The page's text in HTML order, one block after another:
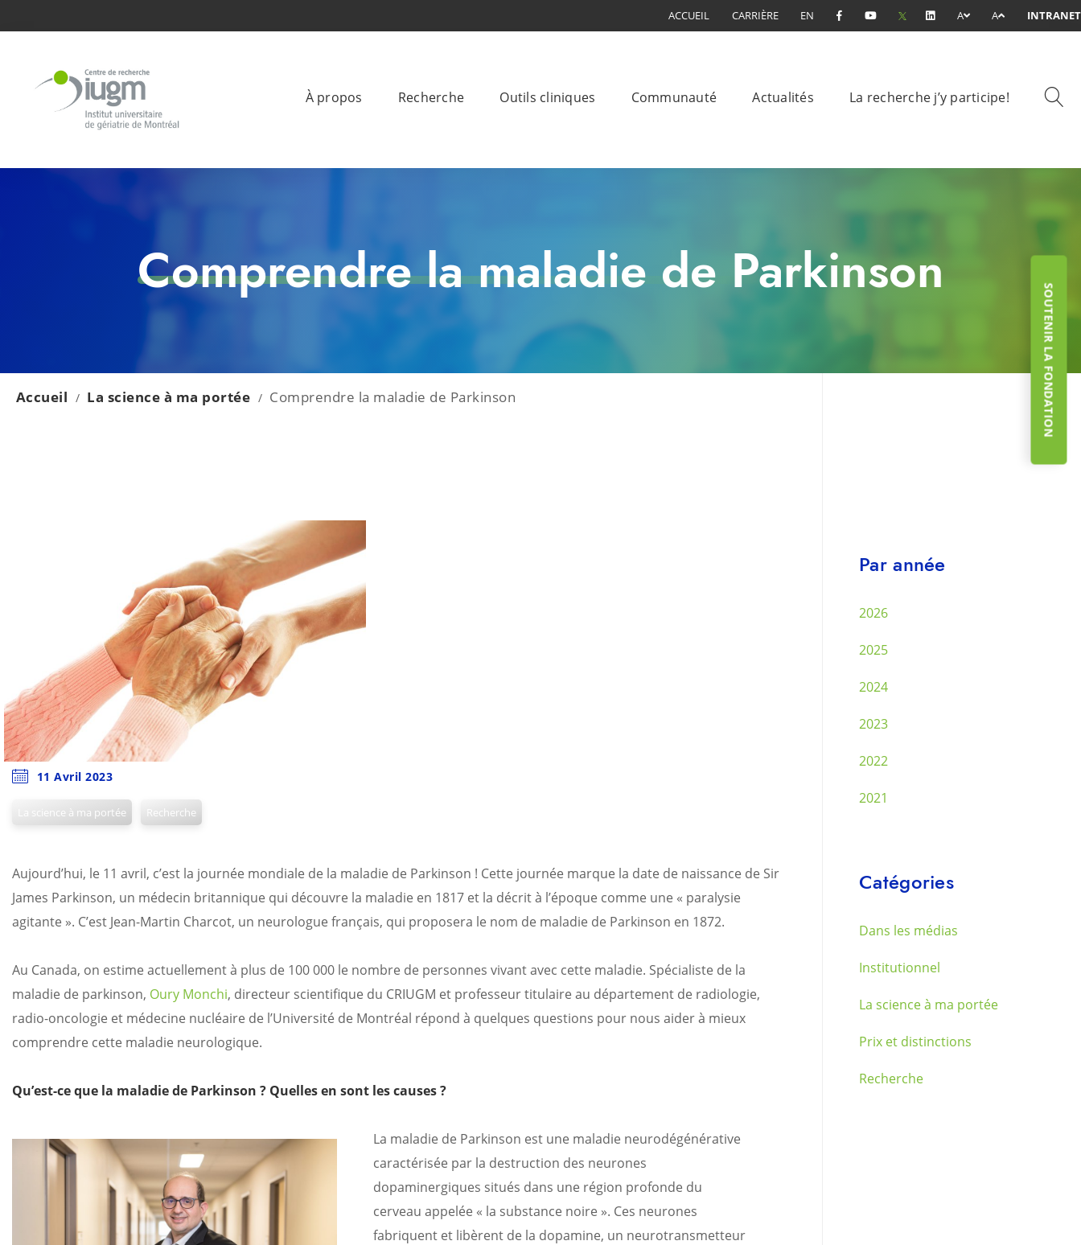
SOUTENIR LA FONDATION
ACCUEIL CARRIÈRE EN A A INTRANET
À propos Recherche Outils cliniques Communauté Actualités La recherche j’y participe!
Comprendre la maladie de Parkinson
Accueil / La science à ma portée / Comprendre la maladie de Parkinson
11 Avril 2023
La science à ma portée Recherche
Aujourd’hui, le 11 avril, c’est la journée mondiale de la maladie de Parkinson ! Cette journée marque la date de naissance de Sir
James Parkinson, un médecin britannique qui découvre la maladie en 1817 et la décrit à l’époque comme une « paralysie
agitante ». C’est Jean-Martin Charcot, un neurologue français, qui proposera le nom de maladie de Parkinson en 1872.
Au Canada, on estime actuellement à plus de 100 000 le nombre de personnes vivant avec cette maladie. Spécialiste de la
maladie de parkinson, Oury Monchi, directeur scientifique du CRIUGM et professeur titulaire au département de radiologie,
radio-oncologie et médecine nucléaire de l’Université de Montréal répond à quelques questions pour nous aider à mieux
comprendre cette maladie neurologique.
Qu’est-ce que la maladie de Parkinson ? Quelles en sont les causes ?
La maladie de Parkinson est une maladie neurodégénérative
caractérisée par la destruction des neurones
dopaminergiques situés dans une région profonde du
cerveau appelée « la substance noire ». Ces neurones
fabriquent et libèrent de la dopamine, un neurotransmetteur
Par année
2026
2025
2024
2023
2022
2021
Catégories
Dans les médias
Institutionnel
La science à ma portée
Prix et distinctions
Recherche